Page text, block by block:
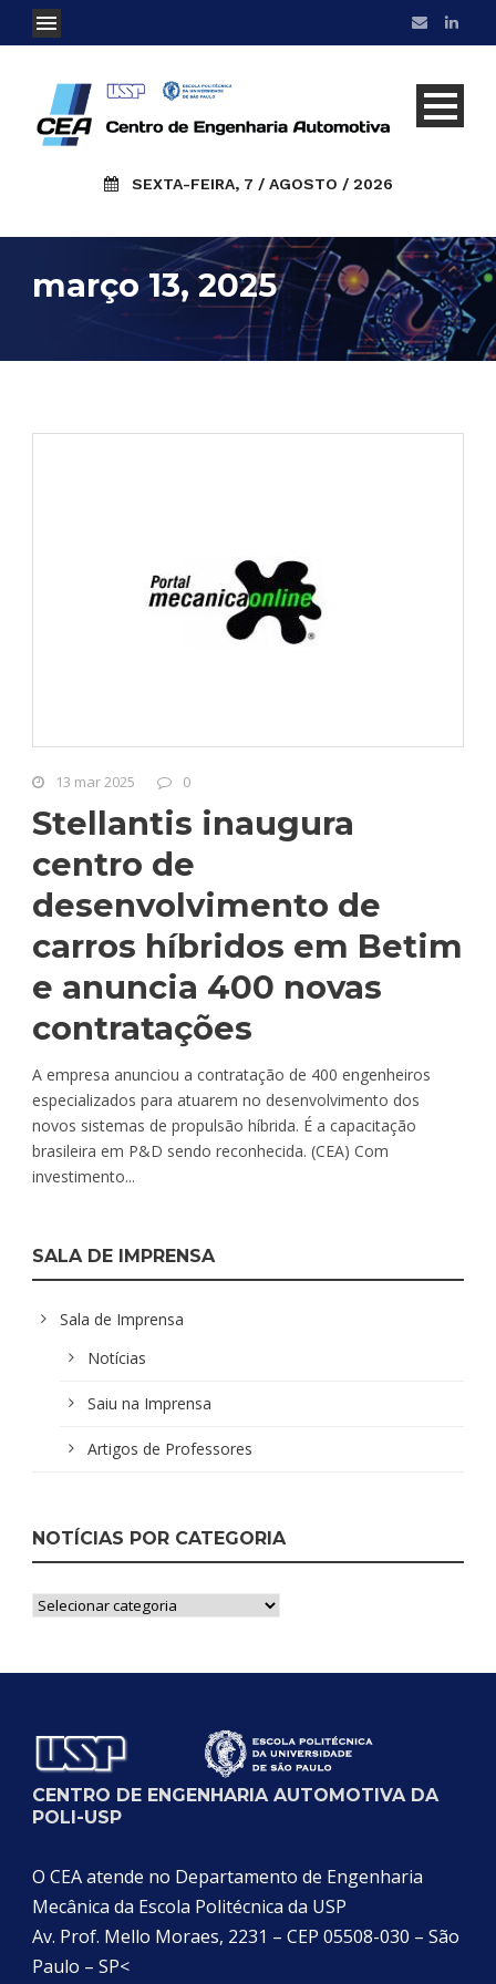
SEXTA-FEIRA, 7 / AGOSTO / 2026
março 13, 2025
13 mar 2025 0
Stellantis inaugura
centro de
desenvolvimento de
carros híbridos em Betim
e anuncia 400 novas
contratações
A empresa anunciou a contratação de 400 engenheiros
especializados para atuarem no desenvolvimento dos
novos sistemas de propulsão híbrida. É a capacitação
brasileira em P&D sendo reconhecida. (CEA) Com
investimento...
SALA DE IMPRENSA
Sala de Imprensa
Notícias
Saiu na Imprensa
Artigos de Professores
NOTÍCIAS POR CATEGORIA
Notícias
CENTRO DE ENGENHARIA AUTOMOTIVA DA
POLI-USP
O CEA atende no Departamento de Engenharia
Mecânica da Escola Politécnica da USP
Av. Prof. Mello Moraes, 2231 – CEP 05508-030 – São
Paulo – SP<